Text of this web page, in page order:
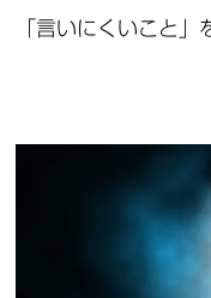
「言いにくいこと